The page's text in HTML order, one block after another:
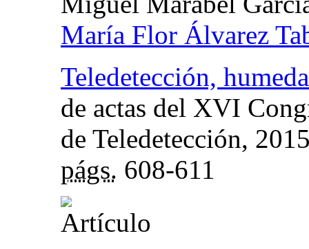
María Flor Álvarez
Teledetección,
de actas del XVI
de Teledetección,
págs. 608-611